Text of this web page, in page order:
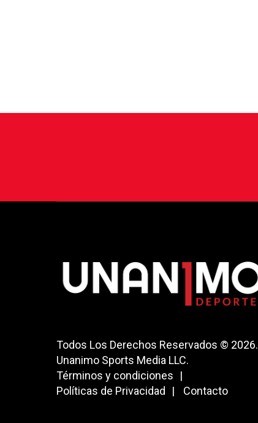
Todos Los Derechos Reservados © 2026.
Unanimo Sports Media LLC.
Términos y condiciones
Políticas de Privacidad
Contacto